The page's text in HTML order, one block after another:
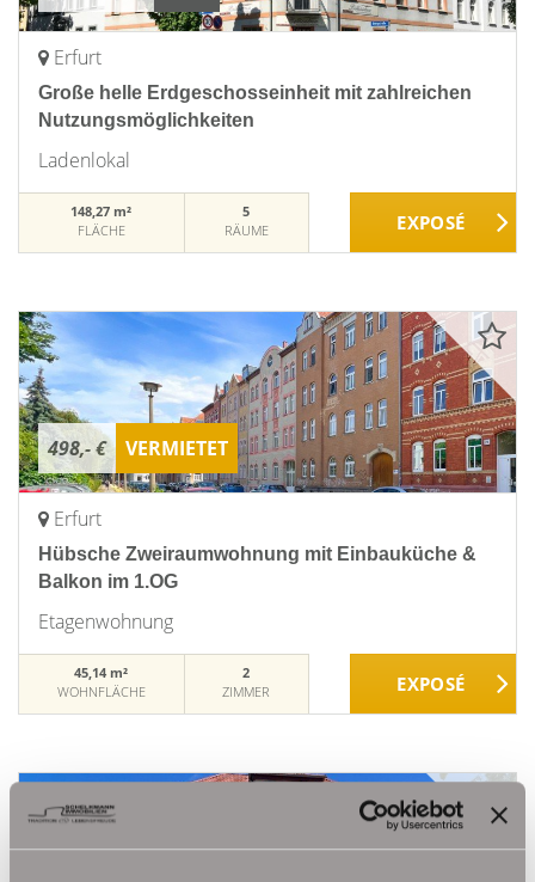
Erfurt
Große helle Erdgeschosseinheit mit zahlreichen
Nutzungsmöglichkeiten
Ladenlokal
148,27 m²
FLÄCHE
5
RÄUME
498,- € VERMIETET
Erfurt
Hübsche Zweiraumwohnung mit Einbauküche &
Balkon im 1.OG
Etagenwohnung
45,14 m²
WOHNFLÄCHE
2
ZIMMER